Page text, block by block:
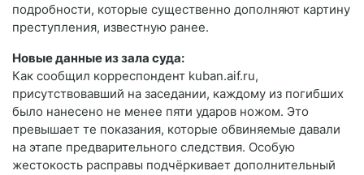
подробности, которые существенно дополняют картину
преступления, известную ранее.
Новые данные из зала суда:
Как сообщил корреспондент kuban.aif.ru,
присутствовавший на заседании, каждому из погибших
было нанесено не менее пяти ударов ножом. Это
превышает те показания, которые обвиняемые давали
на этапе предварительного следствия. Особую
жестокость расправы подчёркивает дополнительный